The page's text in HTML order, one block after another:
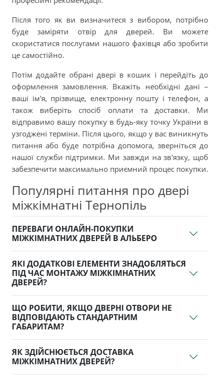
Після того як ви визначитеся з вибором, потрібно
буде заміряти отвір для дверей. Ви можете
скористатися послугами нашого фахівця або зробити
це самостійно.
Потім додайте обрані двері в кошик і перейдіть до
оформлення замовлення. Вкажіть необхідні дані –
ваші ім'я, прізвище, електронну пошту і телефон, а
також виберіть спосіб оплати та доставки. Ми
відправимо вашу покупку в будь-яку точку України в
узгоджені терміни. Після цього, якщо у вас виникнуть
питання або буде потрібна допомога, зверніться до
нашої служби підтримки. Ми завжди на зв'язку, щоб
забезпечити максимально приємний процес покупки.
Популярні питання про двері
міжкімнатні Тернопіль
ПЕРЕВАГИ ОНЛАЙН-ПОКУПКИ
МІЖКІМНАТНИХ ДВЕРЕЙ В АЛЬБЕРО
ЯКІ ДОДАТКОВІ ЕЛЕМЕНТИ ЗНАДОБЛЯТЬСЯ
ПІД ЧАС МОНТАЖУ МІЖКІМНАТНИХ
ДВЕРЕЙ?
ЩО РОБИТИ, ЯКЩО ДВЕРНІ ОТВОРИ НЕ
ВІДПОВІДАЮТЬ СТАНДАРТНИМ
ГАБАРИТАМ?
ЯК ЗДІЙСНЮЄТЬСЯ ДОСТАВКА
МІЖКІМНАТНИХ ДВЕРЕЙ?